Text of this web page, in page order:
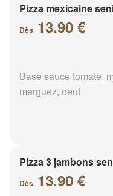
Pizza mexicaine
Dès 13.90 €
Base sauce tomate,
merguez, oeuf
Pizza 3 jambons
Dès 13.90 €